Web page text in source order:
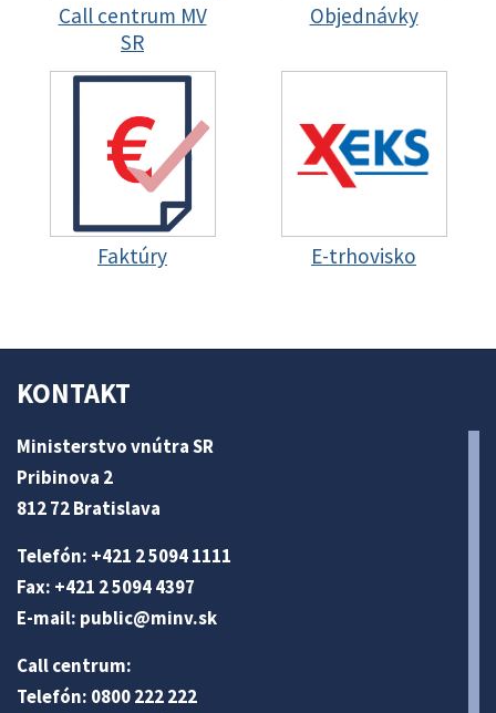
Call centrum MV
SR
Objednávky
Faktúry E-trhovisko
KONTAKT
Ministerstvo vnútra SR
Pribinova 2
812 72 Bratislava
Telefón: +421 2 5094 1111
Fax: +421 2 5094 4397
E-mail: public@minv.sk
Call centrum:
Telefón: 0800 222 222